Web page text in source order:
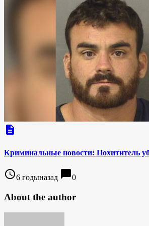
description
Криминальные новости: Похититель
access_time6 годыназад chat_bubble0
About the author